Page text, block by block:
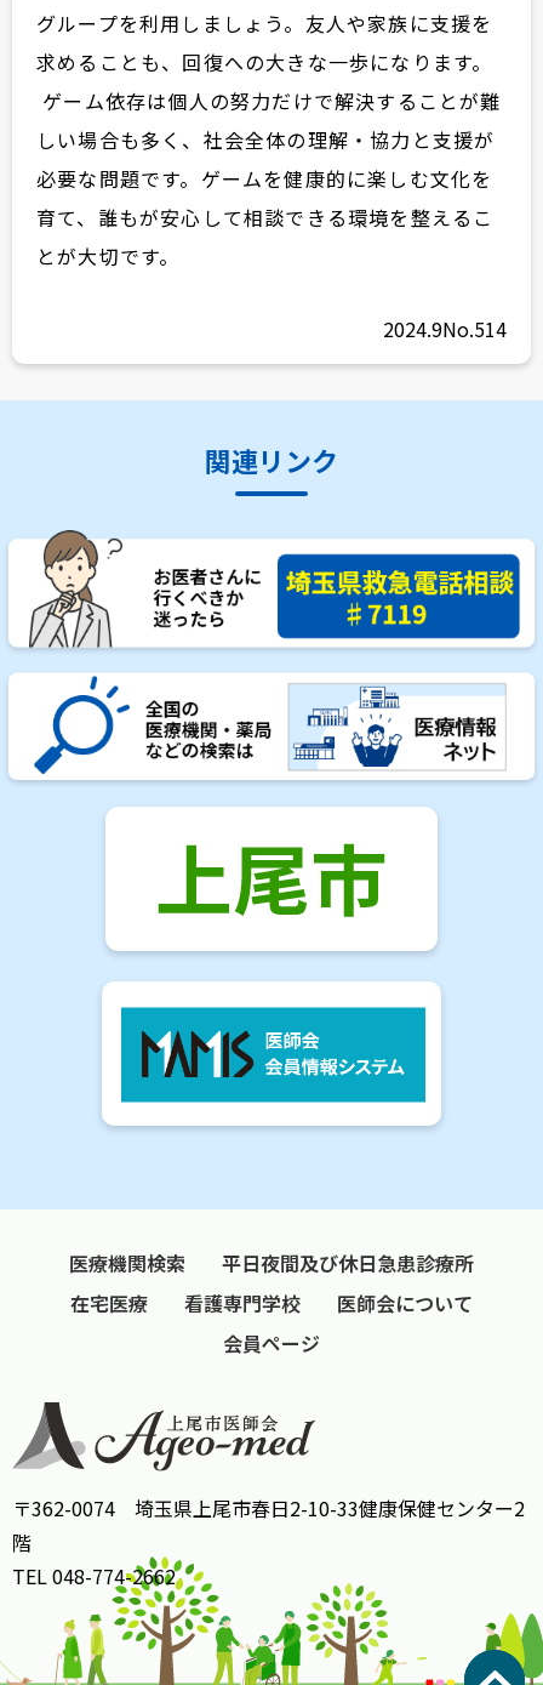
グループを利用しましょう。友人や家族に支援を
求めることも、回復への大きな一歩になります。
ゲーム依存は個人の努力だけで解決することが難
しい場合も多く、社会全体の理解・協力と支援が
必要な問題です。ゲームを健康的に楽しむ文化を
育て、誰もが安心して相談できる環境を整えるこ
とが大切です。
2024.9No.514
関連リンク
医療機関検索
平日夜間及び休日急患診療所
在宅医療
看護専門学校
医師会について
会員ページ
〒362-0074 埼玉県上尾市春日2-10-33健康保健センター2
階
TEL 048-774-2662